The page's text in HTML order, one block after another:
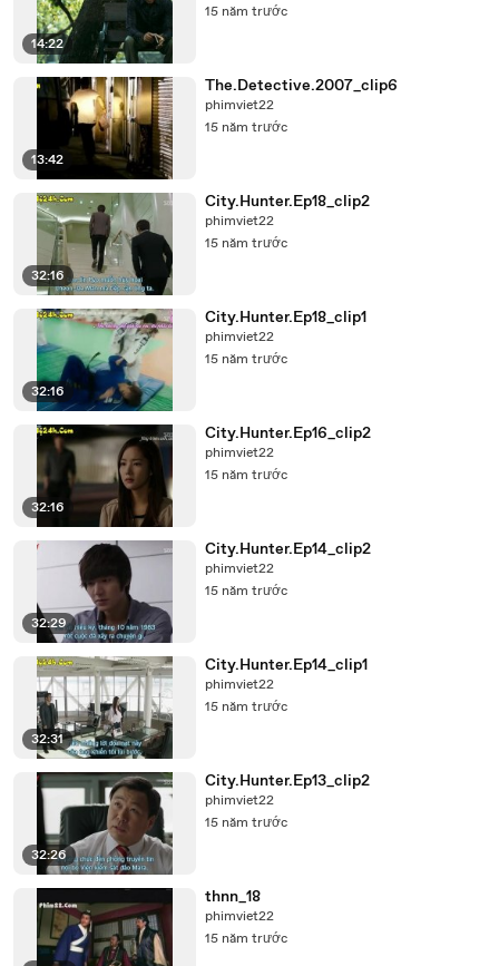
14:22
15 năm trước
13:42
The.Detective.2007_clip6
phimviet22
15 năm trước
32:16
City.Hunter.Ep18_clip2
phimviet22
15 năm trước
32:16
City.Hunter.Ep18_clip1
phimviet22
15 năm trước
32:16
City.Hunter.Ep16_clip2
phimviet22
15 năm trước
32:29
City.Hunter.Ep14_clip2
phimviet22
15 năm trước
32:31
City.Hunter.Ep14_clip1
phimviet22
15 năm trước
32:26
City.Hunter.Ep13_clip2
phimviet22
15 năm trước
thnn_18
phimviet22
15 năm trước